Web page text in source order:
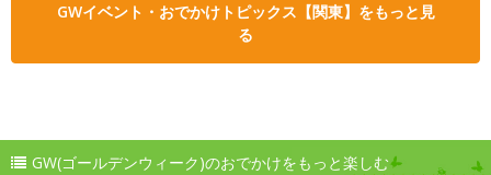
GWイベント・おでかけトピックス【関東】をもっと見
る
GW(ゴールデンウィーク)のおでかけをもっと楽しむ